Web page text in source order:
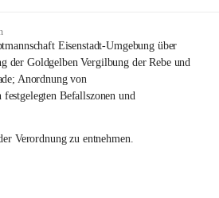
Eisenstadt-Umgebung über
der Goldgelben Vergilbung der Rebe und
Anordnung von
Befallszonen und
Verordnung zu entnehmen.